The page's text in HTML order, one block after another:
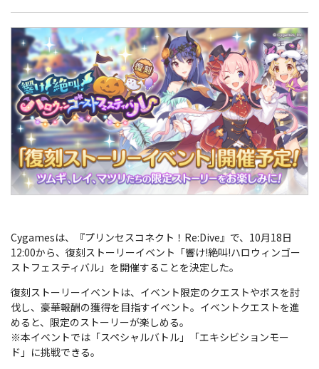
Cygamesは、『プリンセスコネクト！Re:Dive』で、10月18日
12:00から、復刻ストーリーイベント「響け!絶叫!ハロウィンゴー
ストフェスティバル」を開催することを決定した。
復刻ストーリーイベントは、イベント限定のクエストやボスを討
伐し、豪華報酬の獲得を目指すイベント。イベントクエストを進
めると、限定のストーリーが楽しめる。
※本イベントでは「スペシャルバトル」「エキシビションモー
ド」に挑戦できる。